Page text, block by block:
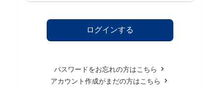
パスワードをお忘れの方はこちら
アカウント作成がまだの方はこちら